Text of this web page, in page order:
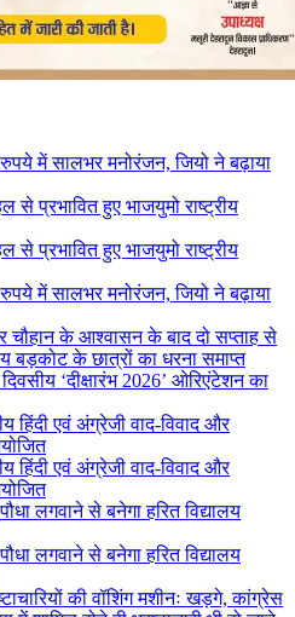
में सालभर मनोरंजन, जियो ने बढ़ाया
प्रभावित हुए भाजयुमो राष्ट्रीय
प्रभावित हुए भाजयुमो राष्ट्रीय
में सालभर मनोरंजन, जियो ने बढ़ाया
चौहान के आश्वासन के बाद दो सप्ताह से
बड़कोट के छात्रों का धरना समाप्त
‘दीक्षारंभ 2026’ ओरिएंटेशन का
एवं अंग्रेजी वाद-विवाद और
एवं अंग्रेजी वाद-विवाद और
लगवाने से बनेगा हरित विद्यालय
लगवाने से बनेगा हरित विद्यालय
की वॉशिंग मशीनः खड़गे, कांग्रेस